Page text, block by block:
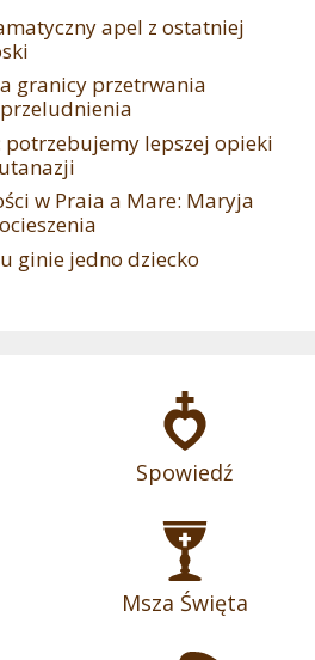
apel z ostatniej
granicy przetrwania
potrzebujemy lepszej opieki
w Praia a Mare: Maryja
ginie jedno dziecko
Spowiedź
Msza Święta